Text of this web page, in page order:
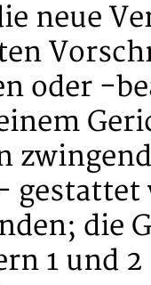
neue
oder -
die
1 und